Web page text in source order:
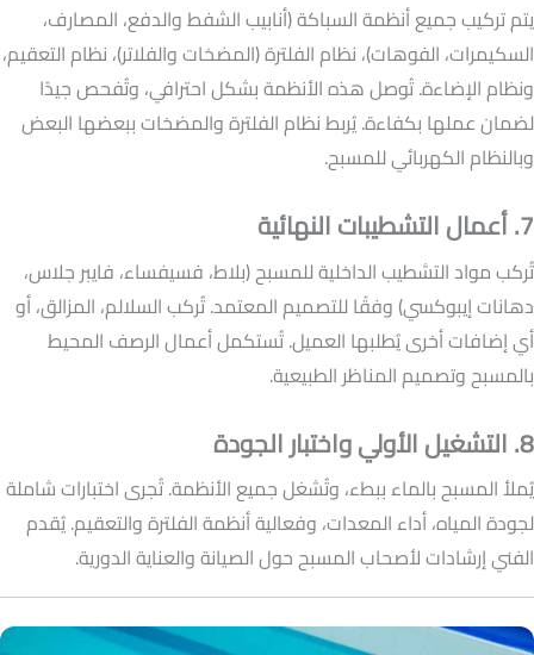
يتم تركيب جميع أنظمة السباكة (أنابيب الشفط والدفع، المصارف،
السكيمرات، الفوهات)، نظام الفلترة (المضخات والفلاتر)، نظام التعقيم،
ونظام الإضاءة. تُوصل هذه الأنظمة بشكل احترافي، وتُفحص جيدًا
لضمان عملها بكفاءة. يُربط نظام الفلترة والمضخات ببعضها البعض
وبالنظام الكهربائي للمسبح.
7. أعمال التشطيبات النهائية
تُركب مواد التشطيب الداخلية للمسبح (بلاط، فسيفساء، فايبر جلاس،
دهانات إيبوكسي) وفقًا للتصميم المعتمد. تُركب السلالم، المزالق، أو
أي إضافات أخرى يُطلبها العميل. تُستكمل أعمال الرصف المحيط
بالمسبح وتصميم المناظر الطبيعية.
8. التشغيل الأولي واختبار الجودة
يُملأ المسبح بالماء ببطء، وتُشغل جميع الأنظمة. تُجرى اختبارات شاملة
لجودة المياه، أداء المعدات، وفعالية أنظمة الفلترة والتعقيم. يُقدم
الفني إرشادات لأصحاب المسبح حول الصيانة والعناية الدورية.